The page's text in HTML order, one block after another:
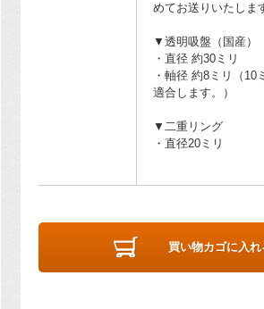
めてお送りいたしま
▼透明吸盤（国産）
・直径 約30ミリ
・軸径 約8ミリ（10
適合します。）
▼二重リング
・直径20ミリ
買い物カゴに入れ